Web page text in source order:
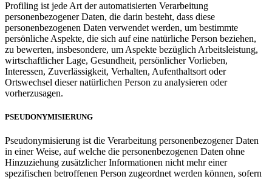
Profiling ist jede Art der automatisierten Verarbeitung
personenbezogener Daten, die darin besteht, dass diese
personenbezogenen Daten verwendet werden, um bestimmte
persönliche Aspekte, die sich auf eine natürliche Person beziehen,
zu bewerten, insbesondere, um Aspekte bezüglich Arbeitsleistung,
wirtschaftlicher Lage, Gesundheit, persönlicher Vorlieben,
Interessen, Zuverlässigkeit, Verhalten, Aufenthaltsort oder
Ortswechsel dieser natürlichen Person zu analysieren oder
vorherzusagen.
PSEUDONYMISIERUNG
Pseudonymisierung ist die Verarbeitung personenbezogener Daten
in einer Weise, auf welche die personenbezogenen Daten ohne
Hinzuziehung zusätzlicher Informationen nicht mehr einer
spezifischen betroffenen Person zugeordnet werden können, sofern